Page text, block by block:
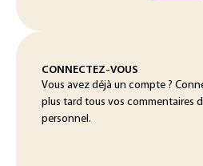
CONNECTEZ-VOUS
Vous avez déjà un compte ?
plus tard tous vos commentaires
personnel.